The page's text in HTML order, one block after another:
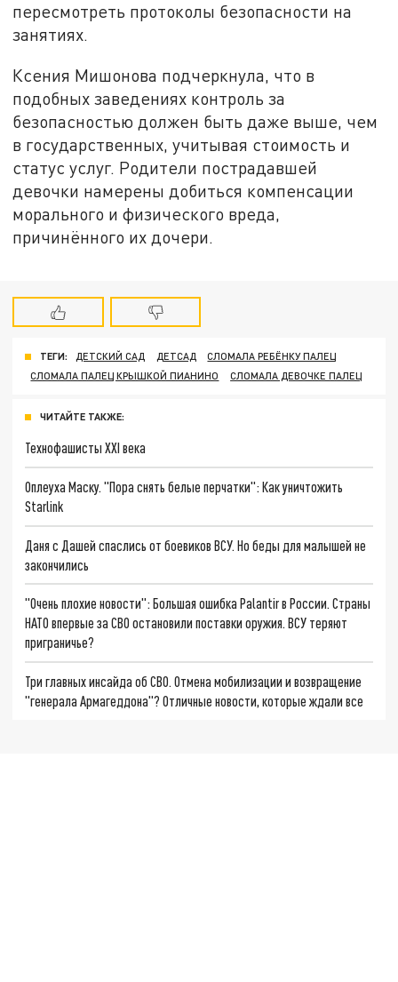
пересмотреть протоколы безопасности на
занятиях.
Ксения Мишонова подчеркнула, что в
подобных заведениях контроль за
безопасностью должен быть даже выше, чем
в государственных, учитывая стоимость и
статус услуг. Родители пострадавшей
девочки намерены добиться компенсации
морального и физического вреда,
причинённого их дочери.
ТЕГИ: ДЕТСКИЙ САД ДЕТСАД
СЛОМАЛА РЕБЁНКУ ПАЛЕЦ
СЛОМАЛА ПАЛЕЦ КРЫШКОЙ ПИАНИНО
СЛОМАЛА ДЕВОЧКЕ ПАЛЕЦ
ЧИТАЙТЕ ТАКЖЕ:
Технофашисты XXI века
Оплеуха Маску. "Пора снять белые перчатки": Как уничтожить
Starlink
Даня с Дашей спаслись от боевиков ВСУ. Но беды для малышей не
закончились
"Очень плохие новости": Большая ошибка Palantir в России. Страны
НАТО впервые за СВО остановили поставки оружия. ВСУ теряют
приграничье?
Три главных инсайда об СВО. Отмена мобилизации и возвращение
"генерала Армагеддона"? Отличные новости, которые ждали все